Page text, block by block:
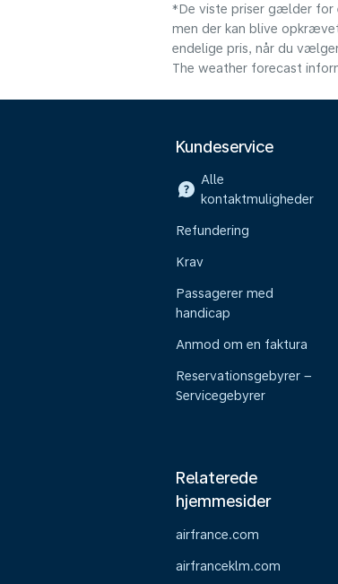
*De viste priser gælder for
men der kan blive
endelige pris, når du
The weather forecast
Kundeservice
Alle
kontaktmuligheder
Refundering
Krav
Passagerer med
handicap
Anmod om en faktura
Reservationsgebyrer –
Servicegebyrer
Relaterede
hjemmesider
airfrance.com
airfranceklm.com